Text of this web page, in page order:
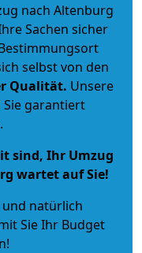
nach Altenburg
Sachen sicher
selbst von den
Qualität. Unsere
Sie garantiert
sind, Ihr Umzug
wartet auf Sie!
und natürlich
Sie Ihr Budget